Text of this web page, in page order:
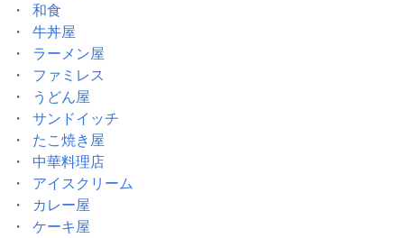
和食
牛丼屋
ラーメン屋
ファミレス
うどん屋
サンドイッチ
たこ焼き屋
中華料理店
アイスクリーム
カレー屋
ケーキ屋